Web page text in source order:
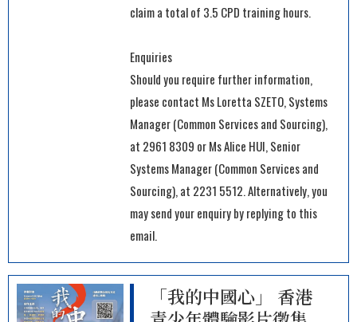
claim a total of 3.5 CPD training hours.
Enquiries
Should you require further information,
please contact Ms Loretta SZETO, Systems
Manager (Common Services and Sourcing),
at 2961 8309 or Ms Alice HUI, Senior
Systems Manager (Common Services and
Sourcing), at 2231 5512. Alternatively, you
may send your enquiry by replying to this
email.
「我的中國心」 香港